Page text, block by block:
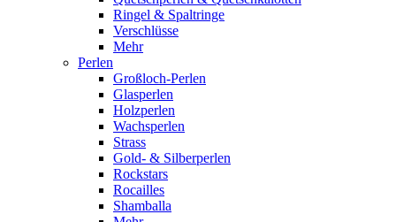
Ringel & Spaltringe
Verschlüsse
Mehr
Perlen
Großloch-Perlen
Glasperlen
Holzperlen
Wachsperlen
Strass
Gold- & Silberperlen
Rockstars
Rocailles
Shamballa